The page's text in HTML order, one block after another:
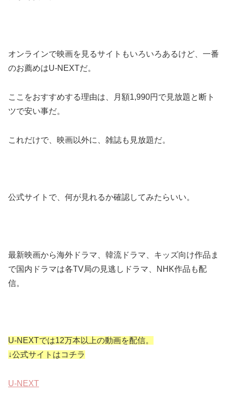
オンラインで映画を見るサイトもいろいろあるけど、一番
のお薦めはU-NEXTだ。
ここをおすすめする理由は、月額1,990円で見放題と断ト
ツで安い事だ。
これだけで、映画以外に、雑誌も見放題だ。
公式サイトで、何が見れるか確認してみたらいい。
最新映画から海外ドラマ、韓流ドラマ、キッズ向け作品ま
で国内ドラマは各TV局の見逃しドラマ、NHK作品も配
信。
U-NEXTでは12万本以上の動画を配信。
↓公式サイトはコチラ
U-NEXT